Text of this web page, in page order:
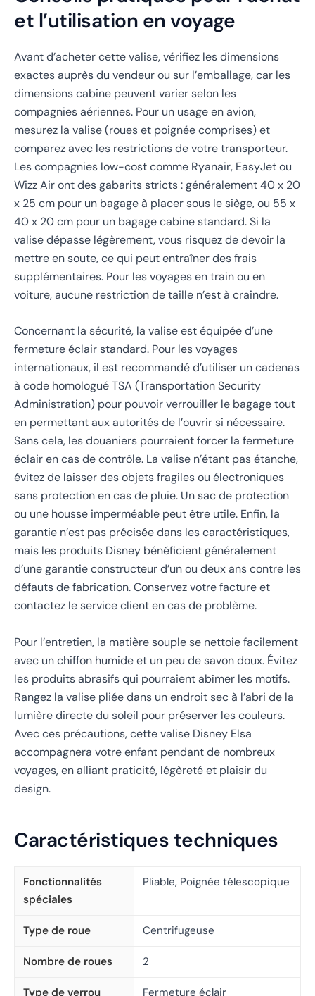
et l’utilisation en voyage
Avant d’acheter cette valise, vérifiez les dimensions
exactes auprès du vendeur ou sur l’emballage, car les
dimensions cabine peuvent varier selon les
compagnies aériennes. Pour un usage en avion,
mesurez la valise (roues et poignée comprises) et
comparez avec les restrictions de votre transporteur.
Les compagnies low-cost comme Ryanair, EasyJet ou
Wizz Air ont des gabarits stricts : généralement 40 x 20
x 25 cm pour un bagage à placer sous le siège, ou 55 x
40 x 20 cm pour un bagage cabine standard. Si la
valise dépasse légèrement, vous risquez de devoir la
mettre en soute, ce qui peut entraîner des frais
supplémentaires. Pour les voyages en train ou en
voiture, aucune restriction de taille n’est à craindre.
Concernant la sécurité, la valise est équipée d’une
fermeture éclair standard. Pour les voyages
internationaux, il est recommandé d’utiliser un cadenas
à code homologué TSA (Transportation Security
Administration) pour pouvoir verrouiller le bagage tout
en permettant aux autorités de l’ouvrir si nécessaire.
Sans cela, les douaniers pourraient forcer la fermeture
éclair en cas de contrôle. La valise n’étant pas étanche,
évitez de laisser des objets fragiles ou électroniques
sans protection en cas de pluie. Un sac de protection
ou une housse imperméable peut être utile. Enfin, la
garantie n’est pas précisée dans les caractéristiques,
mais les produits Disney bénéficient généralement
d’une garantie constructeur d’un ou deux ans contre les
défauts de fabrication. Conservez votre facture et
contactez le service client en cas de problème.
Pour l’entretien, la matière souple se nettoie facilement
avec un chiffon humide et un peu de savon doux. Évitez
les produits abrasifs qui pourraient abîmer les motifs.
Rangez la valise pliée dans un endroit sec à l’abri de la
lumière directe du soleil pour préserver les couleurs.
Avec ces précautions, cette valise Disney Elsa
accompagnera votre enfant pendant de nombreux
voyages, en alliant praticité, légèreté et plaisir du
design.
Caractéristiques techniques
Fonctionnalités
spéciales
Pliable, Poignée télescopique
Type de roue Centrifugeuse
Nombre de roues 2
Type de verrou Fermeture éclair